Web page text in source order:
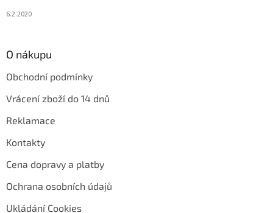
6.2.2020
O nákupu
Obchodní podmínky
Vrácení zboží do 14 dnů
Reklamace
Kontakty
Cena dopravy a platby
Ochrana osobních údajů
Ukládání Cookies